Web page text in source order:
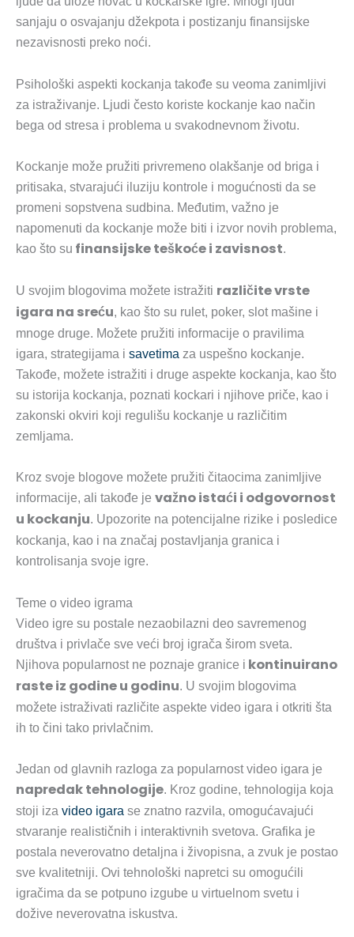
sanjaju o osvajanju džekpota i postizanju finansijske
nezavisnosti preko noći.
Psihološki aspekti kockanja takođe su veoma zanimljivi
za istraživanje. Ljudi često koriste kockanje kao način
bega od stresa i problema u svakodnevnom životu.
Kockanje može pružiti privremeno olakšanje od briga i
pritisaka, stvarajući iluziju kontrole i mogućnosti da se
promeni sopstvena sudbina. Međutim, važno je
napomenuti da kockanje može biti i izvor novih problema,
kao što su finansijske teškoće i zavisnost.
U svojim blogovima možete istražiti različite vrste
igara na sreću, kao što su rulet, poker, slot mašine i
mnoge druge. Možete pružiti informacije o pravilima
igara, strategijama i savetima za uspešno kockanje.
Takođe, možete istražiti i druge aspekte kockanja, kao što
su istorija kockanja, poznati kockari i njihove priče, kao i
zakonski okviri koji regulišu kockanje u različitim
zemljama.
Kroz svoje blogove možete pružiti čitaocima zanimljive
informacije, ali takođe je važno istaći i odgovornost
u kockanju. Upozorite na potencijalne rizike i posledice
kockanja, kao i na značaj postavljanja granica i
kontrolisanja svoje igre.
Teme o video igrama
Video igre su postale nezaobilazni deo savremenog
društva i privlače sve veći broj igrača širom sveta.
Njihova popularnost ne poznaje granice i kontinuirano
raste iz godine u godinu. U svojim blogovima
možete istraživati različite aspekte video igara i otkriti šta
ih to čini tako privlačnim.
Jedan od glavnih razloga za popularnost video igara je
napredak tehnologije. Kroz godine, tehnologija koja
stoji iza video igara se znatno razvila, omogućavajući
stvaranje realističnih i interaktivnih svetova. Grafika je
postala neverovatno detaljna i živopisna, a zvuk je postao
sve kvalitetniji. Ovi tehnološki napretci su omogućili
igračima da se potpuno izgube u virtuelnom svetu i
dožive neverovatna iskustva.